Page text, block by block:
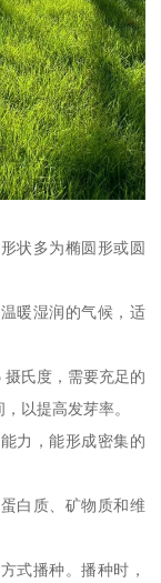
状多为椭圆形或圆
暖湿润的气候，适
氏度，需要充足的
以提高发芽率。
力，能形成密集的
白质、矿物质和维
式播种。播种时，